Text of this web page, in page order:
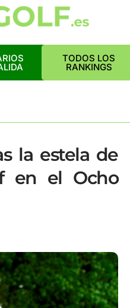
TODOS LOS
RANKINGS
la estela de
en el Ocho